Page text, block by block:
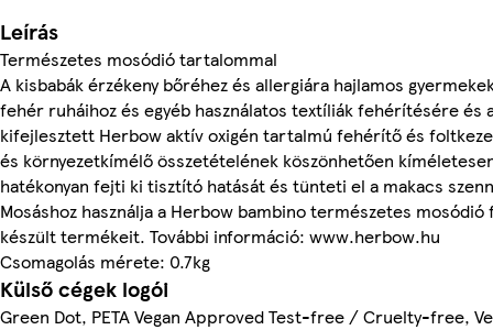
Leírás
Természetes mosódió tartalommal
A kisbabák érzékeny bőréhez és allergiára hajlamos
fehér ruháihoz és egyéb használatos textíliák fehérítésére és
kifejlesztett Herbow aktív oxigén tartalmú fehérítő és
és környezetkímélő összetételének köszönhetően
hatékonyan fejti ki tisztító hatását és tünteti el a makacs
Mosáshoz használja a Herbow bambino természetes mosódió
készült termékeit. További információ: www.herbow.hu
Csomagolás mérete: 0.7kg
Külső cégek logói
Green Dot, PETA Vegan Approved Test-free / Cruelty-free,